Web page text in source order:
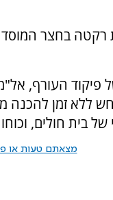
בחצר המוסד
פיקוד העורף,
ללא זמן להכנה
בית חולים,
מצאתם טעות או